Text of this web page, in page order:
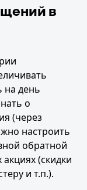
в
на день
о
(через
настроить
обратной
(скидки
и т.п.).